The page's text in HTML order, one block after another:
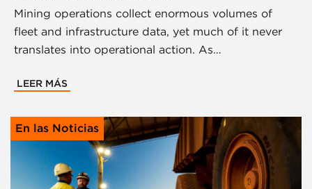
Mining operations collect enormous volumes of
fleet and infrastructure data, yet much of it never
translates into operational action. As…
LEER MÁS
En las Noticias